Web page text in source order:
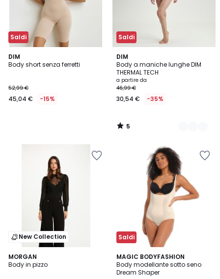
Saldi
DIM
Body short senza ferretti
52,99 €
45,04 € -15%
Saldi
DIM
Body a maniche lunghe DIM
THERMAL TECH
a partire da
46,99 €
30,54 € -35%
5
/
5
2
Colori
5
/
New Collection
MORGAN
Body in pizzo
3,5
/ 5
Saldi
MAGIC BODYFASHION
Body modellante sotto seno
Dream Shaper
5
/
5